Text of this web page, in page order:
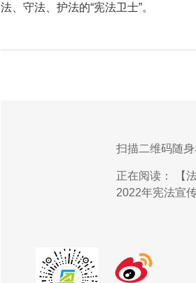
法、守法、护法的“宪法卫士”。
扫描二维码随
正在阅读：
【
2022年宪法宣